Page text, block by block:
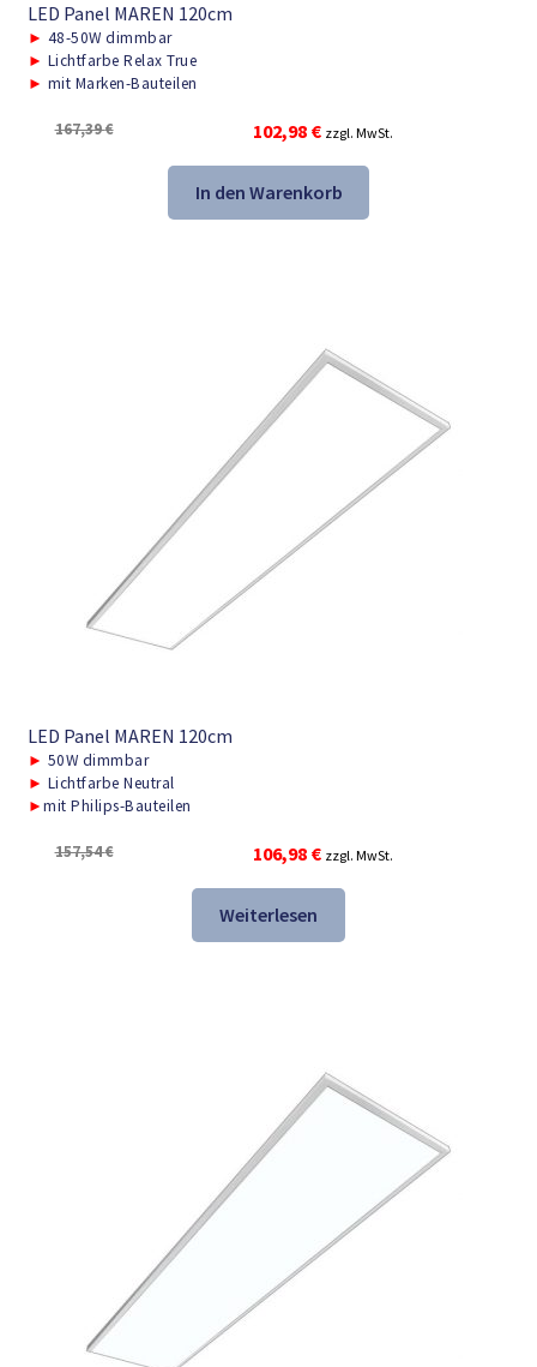
LED Panel MAREN 120cm
► 48-50W dimmbar
► Lichtfarbe Relax True
► mit Marken-Bauteilen
167,39€
Ursprünglicher
Preis
war:
167,39 €
102,98 €Aktueller
Preis
ist:
102,98 €.
zzgl. MwSt.
In den Warenkorb
LED Panel MAREN 120cm
► 50W dimmbar
► Lichtfarbe Neutral
►mit Philips-Bauteilen
157,54€
Ursprünglicher
Preis
war:
157,54 €
106,98 €Aktueller
Preis
106,98 €.
zzgl. MwSt.
Weiterlesen